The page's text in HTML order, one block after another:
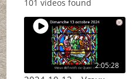
101 videos found
2:05:28